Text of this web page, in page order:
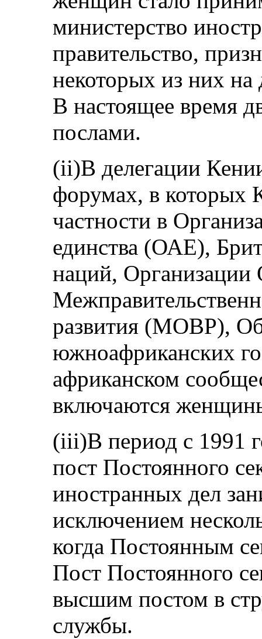
министерство
правительство,
некоторых из них
В настоящее время
послами.
(ii)В делегации
форумах, в которых
частности в
единства (ОАЕ),
наций,
развития (МОВР),
южноафриканских
африканском
включаются
(iii)В период с 1991
пост Постоянного
иностранных дел
исключением
когда Постоянным
Пост Постоянного
высшим постом в
службы.